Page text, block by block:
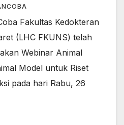
Fakultas Kedokteran
(LHC FKUNS) telah
Webinar Animal
Model untuk Riset
pada hari Rabu, 26